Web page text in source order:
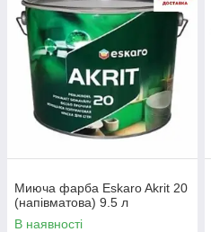
Миюча фарба Eskaro Akrit 20
(напівматова) 9.5 л
В наявності